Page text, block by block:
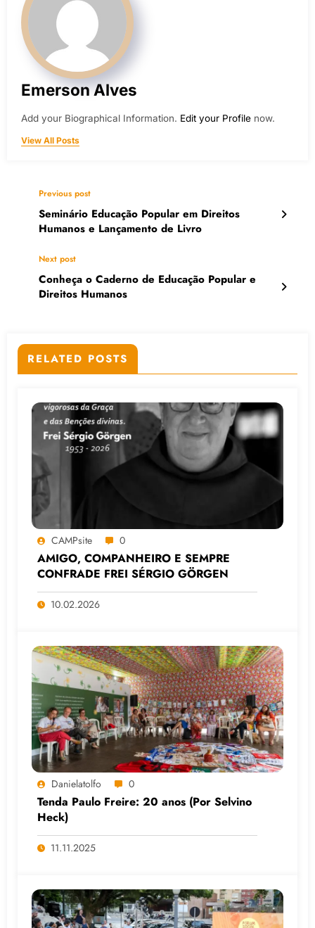
Emerson Alves
Add your Biographical Information. Edit your Profile now.
View All Posts
Previous post
Seminário Educação Popular em Direitos
Humanos e Lançamento de Livro
Next post
Conheça o Caderno de Educação Popular e
Direitos Humanos
RELATED POSTS
CAMPsite 0
AMIGO, COMPANHEIRO E SEMPRE
CONFRADE FREI SÉRGIO GÖRGEN
10.02.2026
Danielatolfo 0
Tenda Paulo Freire: 20 anos (Por Selvino
Heck)
11.11.2025